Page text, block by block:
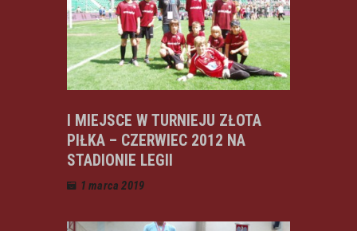
I MIEJSCE W TURNIEJU ZŁOTA
PIŁKA – CZERWIEC 2012 NA
STADIONIE LEGII
1 marca 2019